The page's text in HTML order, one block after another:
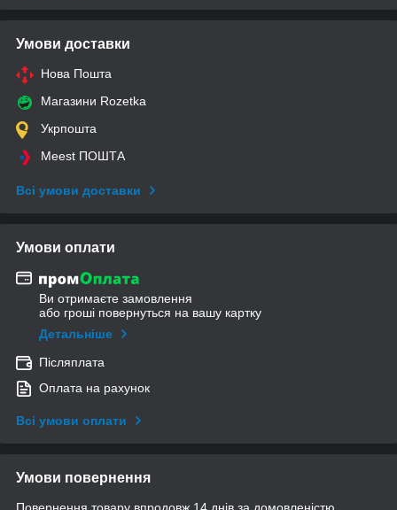
Умови доставки
Нова Пошта
Магазини Rozetka
Укрпошта
Meest ПОШТА
Всі умови доставки
Умови оплати
Ви отримаєте замовлення
або гроші повернуться на вашу картку
Детальніше
Післяплата
Оплата на рахунок
Всі умови оплати
Умови повернення